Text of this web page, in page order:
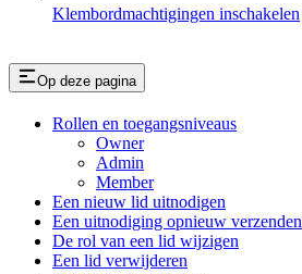
Klembordmachtigingen inschakelen
Op deze pagina
Rollen en toegangsniveaus
Owner
Admin
Member
Een nieuw lid uitnodigen
Een uitnodiging opnieuw verzenden
De rol van een lid wijzigen
Een lid verwijderen